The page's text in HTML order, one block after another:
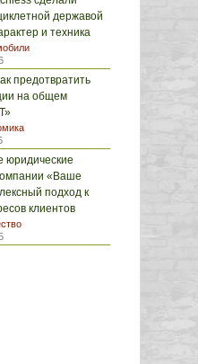
державой
и техника
предотвратить
на общем
юридические
«Ваше
подход к
клиентов